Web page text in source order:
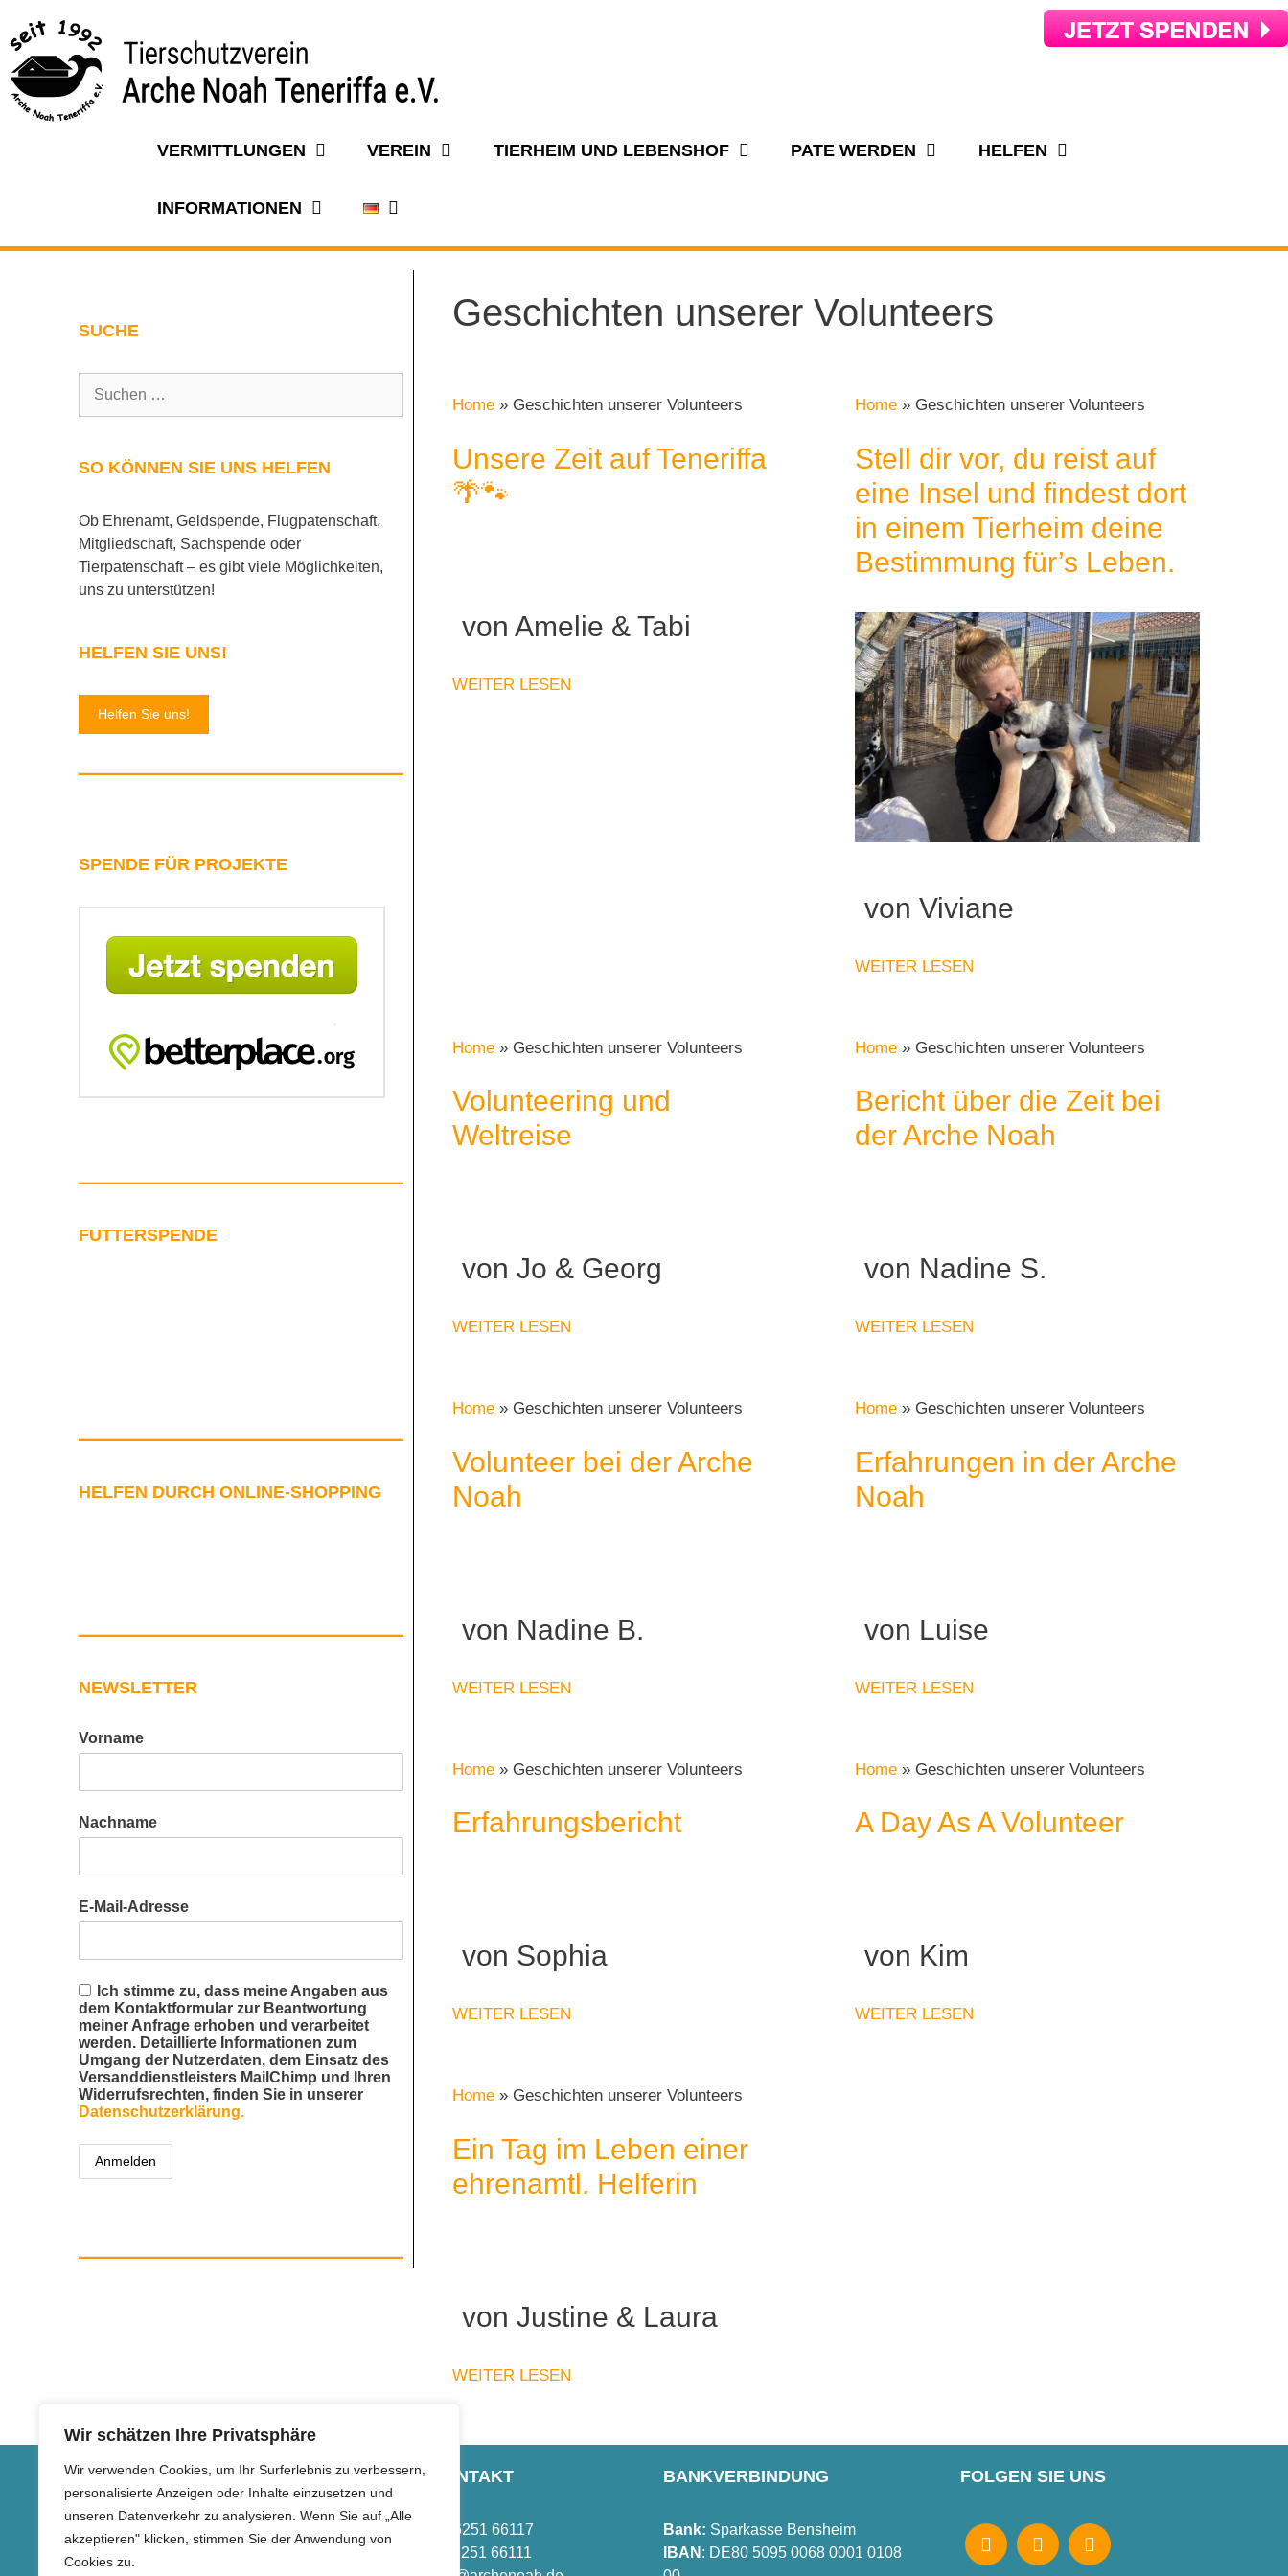
Wir schätzen Ihre Privatsphäre
Wir verwenden Cookies, um Ihr Surferlebnis zu verbessern,
personalisierte Anzeigen oder Inhalte einzusetzen und
unseren Datenverkehr zu analysieren. Wenn Sie auf „Alle
akzeptieren" klicken, stimmen Sie der Anwendung von
Cookies zu.
VERMITTLUNGEN VEREIN TIERHEIM UND LEBENSHOF PATE WERDEN HELFEN
INFORMATIONEN
Geschichten unserer Volunteers
Home » Geschichten unserer Volunteers
Unsere Zeit auf Teneriffa
🌴🐾
von Amelie & Tabi
WEITER LESEN
Home » Geschichten unserer Volunteers
Stell dir vor, du reist auf
eine Insel und findest dort
in einem Tierheim deine
Bestimmung für’s Leben.
von Viviane
WEITER LESEN
Home » Geschichten unserer Volunteers
Volunteering und
Weltreise
von Jo & Georg
WEITER LESEN
Home » Geschichten unserer Volunteers
Bericht über die Zeit bei
der Arche Noah
von Nadine S.
WEITER LESEN
Home » Geschichten unserer Volunteers
Volunteer bei der Arche
Noah
von Nadine B.
WEITER LESEN
Home » Geschichten unserer Volunteers
Erfahrungen in der Arche
Noah
von Luise
WEITER LESEN
Home » Geschichten unserer Volunteers
Erfahrungsbericht
von Sophia
WEITER LESEN
Home » Geschichten unserer Volunteers
A Day As A Volunteer
von Kim
WEITER LESEN
Home » Geschichten unserer Volunteers
Ein Tag im Leben einer
ehrenamtl. Helferin
von Justine & Laura
WEITER LESEN
SUCHE
SO KÖNNEN SIE UNS HELFEN
Ob Ehrenamt, Geldspende, Flugpatenschaft,
Mitgliedschaft, Sachspende oder
Tierpatenschaft – es gibt viele Möglichkeiten,
uns zu unterstützen!
HELFEN SIE UNS!
Helfen Sie uns!
SPENDE FÜR PROJEKTE
FUTTERSPENDE
HELFEN DURCH ONLINE-SHOPPING
NEWSLETTER
Vorname
Nachname
E-Mail-Adresse
Ich stimme zu, dass meine Angaben aus
dem Kontaktformular zur Beantwortung
meiner Anfrage erhoben und verarbeitet
werden. Detaillierte Informationen zum
Umgang der Nutzerdaten, dem Einsatz des
Versanddienstleisters MailChimp und Ihren
Widerrufsrechten, finden Sie in unserer
Datenschutzerklärung.
TIERSCHUTZVEREIN
Arche Noah Teneriffa e.V.
Obergasse 10
DIREKTKONTAKT
Telefon: +49 6251 66117
Telefax: +49 6251 66111
BANKVERBINDUNG
Bank: Sparkasse Bensheim
IBAN : DE80 5095 0068 0001 0108
FOLGEN SIE UNS